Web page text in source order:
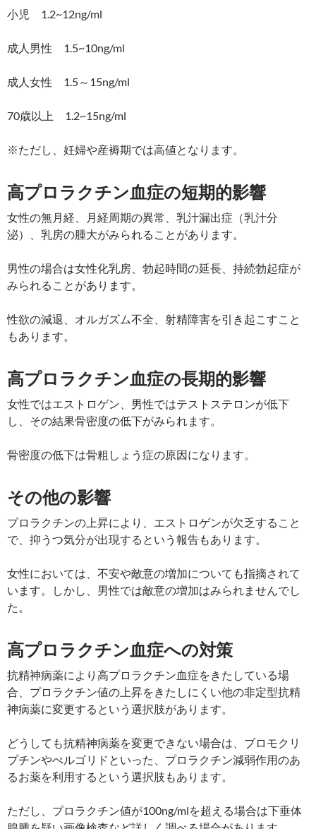
小児 1.2~12ng/ml
成人男性 1.5~10ng/ml
成人女性 1.5～15ng/ml
70歳以上 1.2~15ng/ml
※ただし、妊婦や産褥期では高値となります。
高プロラクチン血症の短期的影響
女性の無月経、月経周期の異常、乳汁漏出症（乳汁分
泌）、乳房の腫大がみられることがあります。
男性の場合は女性化乳房、勃起時間の延長、持続勃起症が
みられることがあります。
性欲の減退、オルガズム不全、射精障害を引き起こすこと
もあります。
高プロラクチン血症の長期的影響
女性ではエストロゲン、男性ではテストステロンが低下
し、その結果骨密度の低下がみられます。
骨密度の低下は骨粗しょう症の原因になります。
その他の影響
プロラクチンの上昇により、エストロゲンが欠乏すること
で、抑うつ気分が出現するという報告もあります。
女性においては、不安や敵意の増加についても指摘されて
います。しかし、男性では敵意の増加はみられませんでし
た。
高プロラクチン血症への対策
抗精神病薬により高プロラクチン血症をきたしている場
合、プロラクチン値の上昇をきたしにくい他の非定型抗精
神病薬に変更するという選択肢があります。
どうしても抗精神病薬を変更できない場合は、ブロモクリ
プチンやぺルゴリドといった、プロラクチン減弱作用のあ
るお薬を利用するという選択肢もあります。
ただし、プロラクチン値が100ng/mlを超える場合は下垂体